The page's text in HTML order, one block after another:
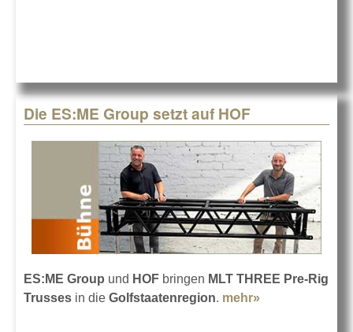
Die ES:ME Group setzt auf HOF
ES:ME Group und HOF bringen MLT THREE Pre-Rig
Trusses in die Golfstaatenregion. mehr»